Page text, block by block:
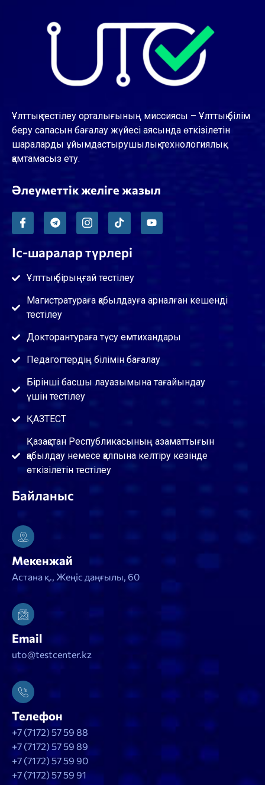
Ұлттық тестілеу орталығының миссиясы – Ұлттық білім
беру сапасын бағалау жүйесі аясында өткізілетін
шараларды ұйымдастырушылық-технологиялық
қамтамасыз ету.
Әлеуметтік желіге жазыл
Іс-шаралар түрлері
Ұлттық бірыңғай тестілеу
Магистратураға қабылдауға арналған кешенді
тестілеу
Докторантураға түсу емтихандары
Педагогтердің білімін бағалау
Бірінші басшы лауазымына тағайындау
үшін тестілеу
ҚАЗТЕСТ
Қазақстан Республикасының азаматтығын
қабылдау немесе қалпына келтіру кезінде
өткізілетін тестілеу
Байланыс
Мекенжай
Астана қ., Жеңіс даңғылы, 60
Email
uto@testcenter.kz
Телефон
+7 (7172) 57 59 88
+7 (7172) 57 59 89
+7 (7172) 57 59 90
+7 (7172) 57 59 91